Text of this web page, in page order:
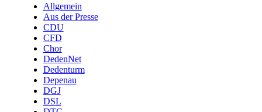
Allgemein
Aus der Presse
CDU
CFD
Chor
DedenNet
Dedenturm
Depenau
DGJ
DSL